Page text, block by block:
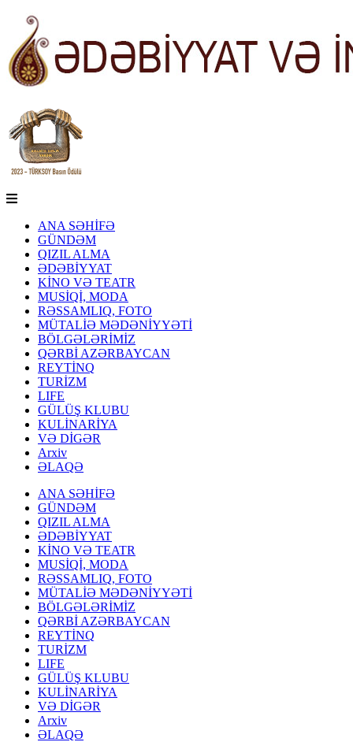
ANA SƏHİFƏ
GÜNDƏM
QIZIL ALMA
ƏDƏBİYYAT
KİNO VƏ TEATR
MUSİQİ, MODA
RƏSSAMLIQ, FOTO
MÜTALİƏ MƏDƏNİYYƏTİ
BÖLGƏLƏRİMİZ
QƏRBİ AZƏRBAYCAN
REYTİNQ
TURİZM
LIFE
GÜLÜŞ KLUBU
KULİNARİYA
VƏ DİGƏR
Arxiv
ƏLAQƏ
ANA SƏHİFƏ
GÜNDƏM
QIZIL ALMA
ƏDƏBİYYAT
KİNO VƏ TEATR
MUSİQİ, MODA
RƏSSAMLIQ, FOTO
MÜTALİƏ MƏDƏNİYYƏTİ
BÖLGƏLƏRİMİZ
QƏRBİ AZƏRBAYCAN
REYTİNQ
TURİZM
LIFE
GÜLÜŞ KLUBU
KULİNARİYA
VƏ DİGƏR
Arxiv
ƏLAQƏ